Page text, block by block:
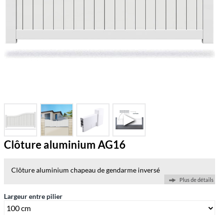
Clôture aluminium AG16
Clôture aluminium chapeau de gendarme inversé
Plus de détails
Largeur entre pilier